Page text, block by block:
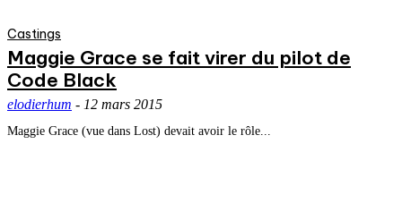
Castings
Maggie Grace se fait virer du pilot de
Code Black
elodierhum - 12 mars 2015
Maggie Grace (vue dans Lost) devait avoir le rôle...